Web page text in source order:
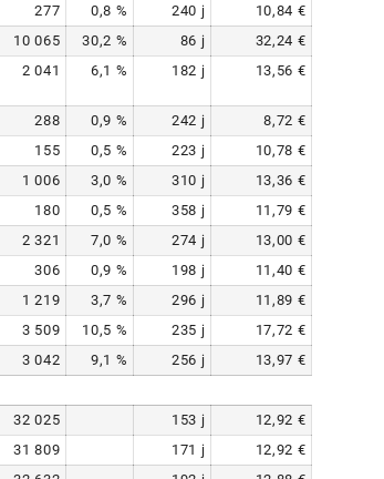
277 0,8 % 240 j 10,84 €
10 065 30,2 % 86 j 32,24 €
2 041 6,1 % 182 j 13,56 €
288 0,9 % 242 j 8,72 €
155 0,5 % 223 j 10,78 €
1 006 3,0 % 310 j 13,36 €
180 0,5 % 358 j 11,79 €
2 321 7,0 % 274 j 13,00 €
306 0,9 % 198 j 11,40 €
1 219 3,7 % 296 j 11,89 €
3 509 10,5 % 235 j 17,72 €
3 042 9,1 % 256 j 13,97 €
32 025 153 j 12,92 €
31 809 171 j 12,92 €